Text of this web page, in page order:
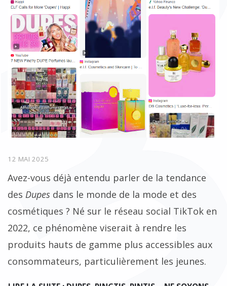
12 MAI 2025
Avez-vous déjà entendu parler de la tendance
des Dupes dans le monde de la mode et des
cosmétiques ? Né sur le réseau social TikTok en
2022, ce phénomène viserait à rendre les
produits hauts de gamme plus accessibles aux
consommateurs, particulièrement les jeunes.